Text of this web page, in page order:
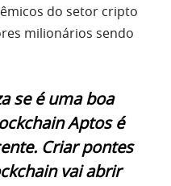
do setor cripto
milionários sendo
se é uma boa
Aptos é
Criar pontes
vai abrir